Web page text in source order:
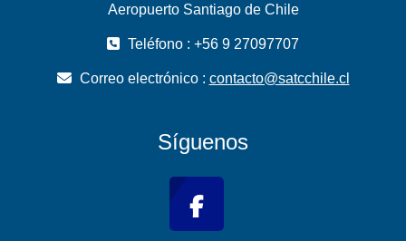
Aeropuerto Santiago de Chile
Teléfono : +56 9 27097707
Correo electrónico : contacto@satcchile.cl
Síguenos